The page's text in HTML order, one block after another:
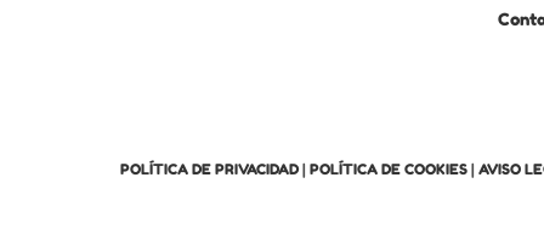
POLÍTICA DE PRIVACIDAD| POLÍTICA DE COOKIES| AVISO